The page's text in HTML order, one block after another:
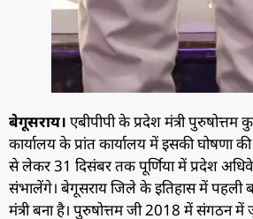
बेगूसराय। एबीपीपी के प्रदेश मंत्री पुरुषोत्तम
कार्यालय के प्रांत कार्यालय में इसकी घोषणा
से लेकर 31 दिसंबर तक पूर्णिया में प्रदेश
संभालेंगे। बेगूसराय जिले के इतिहास में पहली
मंत्री बना है। पुरुषोत्तम जी 2018 में संगठन